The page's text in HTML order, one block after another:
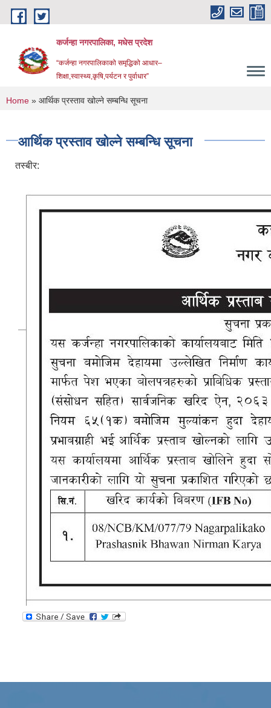
Skip to main content
कर्जन्हा नगरपालिका, मधेस प्रदेश
“कर्जन्हा नगरपालिकाको समृद्धिको आधार–
शिक्षा,स्वास्थ्य,कृषि,पर्यटन र पुर्वाधार”
You are here
Home » आर्थिक प्रस्ताव खोल्ने सम्बन्धि सूचना
आर्थिक प्रस्ताव खोल्ने सम्बन्धि सूचना
तस्बीर: